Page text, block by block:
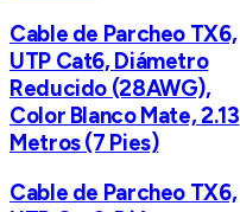
Cable de Parcheo TX6,
UTP Cat6, Diámetro
Reducido (28AWG),
Color Blanco Mate, 2.13
Metros (7 Pies)
Cable de Parcheo TX6,